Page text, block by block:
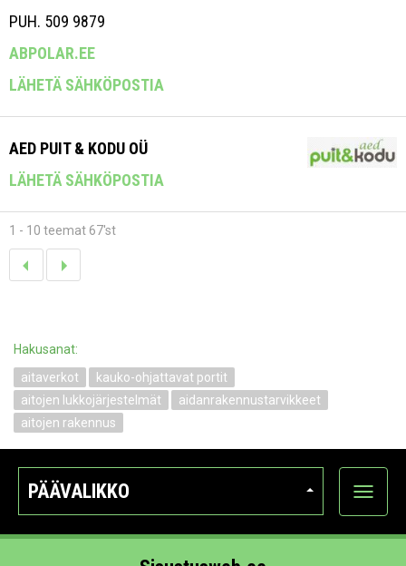
PUH. 509 9879
ABPOLAR.EE
LÄHETÄ SÄHKÖPOSTIA
AED PUIT & KODU OÜ
LÄHETÄ SÄHKÖPOSTIA
1 - 10 teemat 67'st
Hakusanat:
aitaverkot
kauko-ohjattavat portit
aitojen lukkojärjestelmät
aidanrakennustarvikkeet
aitojen rakennus
PÄÄVALIKKO
Näytä